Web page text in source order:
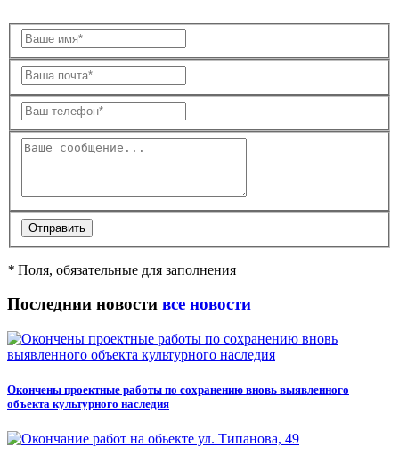
* Поля, обязательные для заполнения
Последнии новости все новости
Окончены проектные работы по сохранению вновь выявленного
объекта культурного наследия